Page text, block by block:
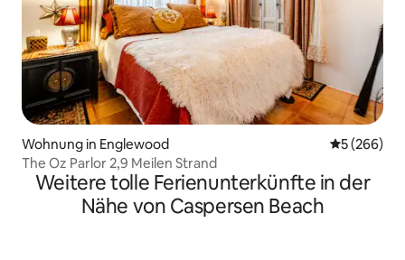
Wohnung in Englewood
5 (266)
The Oz Parlor 2,9 Meilen Strand
Weitere tolle Ferienunterkünfte in der
Nähe von Caspersen Beach